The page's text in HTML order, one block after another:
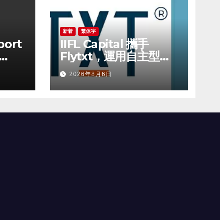
新着 繁体字
IIFL Capital 攜手
Flytxt，運用自主型人
工智能推動資產管理規
模可持續增長
2026年8月6日